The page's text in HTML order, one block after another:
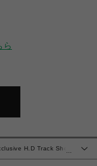
ら
…
H.D Track Short